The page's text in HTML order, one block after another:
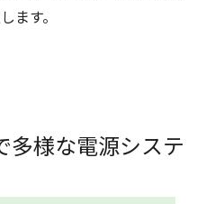
ます。
多様な電源システ